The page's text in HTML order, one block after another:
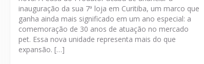
inauguração da sua 7ª loja em Curitiba, um marco que
ganha ainda mais significado em um ano especial: a
comemoração de 30 anos de atuação no mercado
pet. Essa nova unidade representa mais do que
expansão. […]